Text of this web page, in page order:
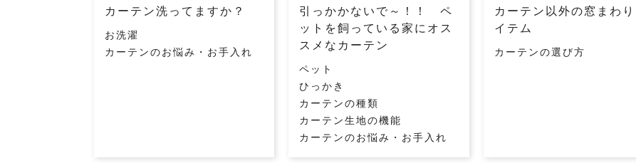
カーテン洗ってますか？
お洗濯
カーテンのお悩み・お手入れ
引っかかないで～！！ ペ
ットを飼っている家にオス
スメなカーテン
ペット
ひっかき
カーテンの種類
カーテン生地の機能
カーテンのお悩み・お手入れ
カーテン以外の窓まわり
イテム
カーテンの選び方